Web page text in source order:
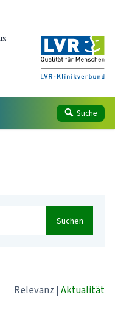
Suche
Suchen
Relevanz | Aktualität